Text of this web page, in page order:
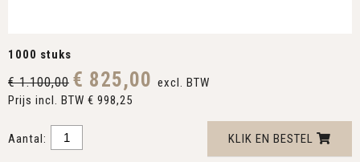
1000 stuks
€ 1.100,00 € 825,00 excl. BTW
Prijs incl. BTW € 998,25
Aantal: KLIK EN BESTEL